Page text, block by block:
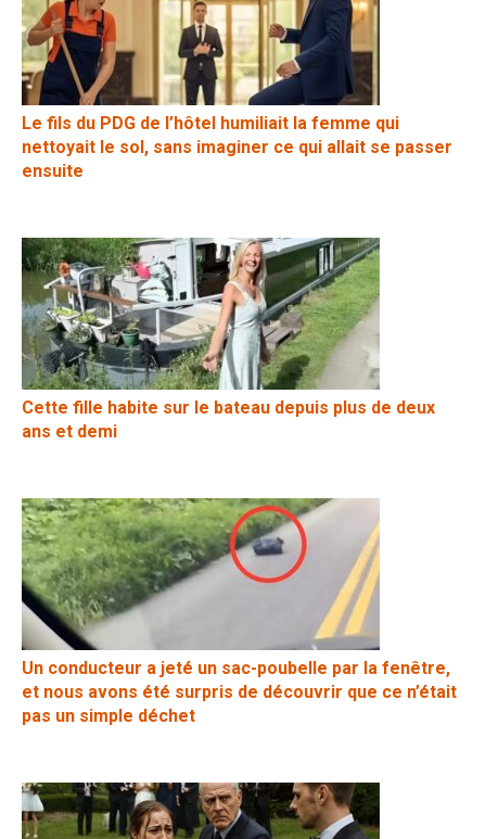
Le fils du PDG de l’hôtel humiliait la femme qui
nettoyait le sol, sans imaginer ce qui allait se passer
ensuite
Cette fille habite sur le bateau depuis plus de deux
ans et demi
Un conducteur a jeté un sac-poubelle par la fenêtre,
et nous avons été surpris de découvrir que ce n’était
pas un simple déchet